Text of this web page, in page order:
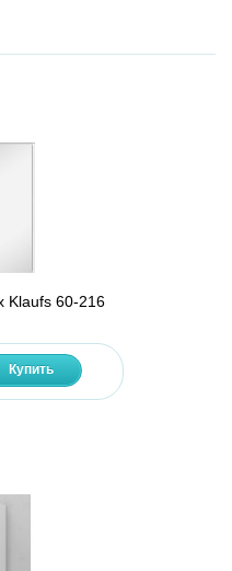
Klaufs 60-216
Купить